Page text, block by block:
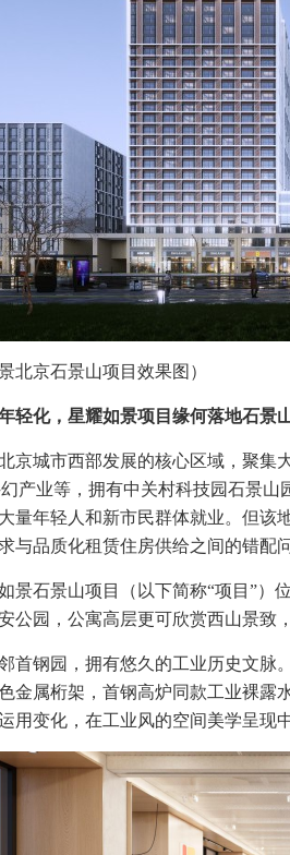
北京石景山项目效果图）
轻化， 星耀如景项目缘何落地石景
京城市西部发展的核心区域，聚集
产业等，拥有中关村科技园石景
量年轻人和新市民群体就业。但
与品质化租赁住房供给之间的错配
景石景山项目（以下简称“项目”）
公园，公寓高层更可欣赏西山景致
首钢园，拥有悠久的工业历史文脉
金属桁架，首钢高炉同款工业裸露
用变化，在工业风的空间美学呈现